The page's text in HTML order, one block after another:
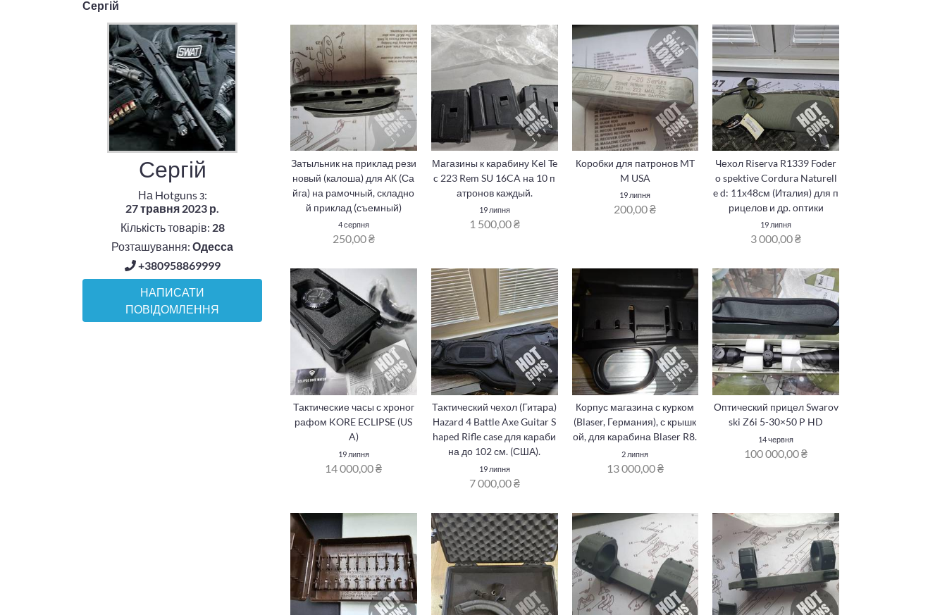
Сергій
Сергій
На Hotguns з:
27 травня 2023 р.
Кількість товарів: 28
Розташування: Одесса
+380958869999
НАПИСАТИ
ПОВІДОМЛЕННЯ
Затыльник на приклад рези
новый (калоша) для АК (Са
йга) на рамочный, складно
й приклад (съемный)
4 серпня
250,00 ₴
Магазины к карабину Kel Te
c 223 Rem SU 16CA на 10 п
атронов каждый.
19 липня
1 500,00 ₴
Коробки для патронов MT
M USA
19 липня
200,00 ₴
Чехол Riserva R1339 Foder
o spektive Cordura Naturell
e d: 11х48см (Италия) для п
рицелов и др. оптики
19 липня
3 000,00 ₴
Тактические часы с хроног
рафом KORE ECLIPSE (US
A)
19 липня
14 000,00 ₴
Тактический чехол (Гитара)
Нazard 4 Battle Axe Guitar S
haped Rifle case для караби
на до 102 см. (США).
19 липня
7 000,00 ₴
Корпус магазина с курком
(Blaser, Германия), с крышк
ой, для карабина Blaser R8.
2 липня
13 000,00 ₴
Оптический прицел Swarov
ski Z6i 5-30×50 P HD
14 червня
100 000,00 ₴